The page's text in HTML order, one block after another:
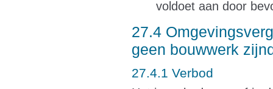
voldoet aan door
27.4
geen bouwwerk
27.4.1 Verbod